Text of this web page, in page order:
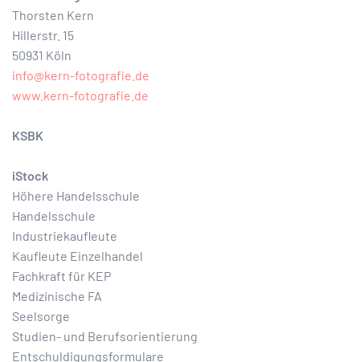
Thorsten Kern
Hillerstr. 15
50931 Köln
info@kern-fotografie.de
www.kern-fotografie.de
KSBK
iStock
Höhere Handelsschule
Handelsschule
Industriekaufleute
Kaufleute Einzelhandel
Fachkraft für KEP
Medizinische FA
Seelsorge
Studien- und Berufsorientierung
Entschuldigungs­formulare